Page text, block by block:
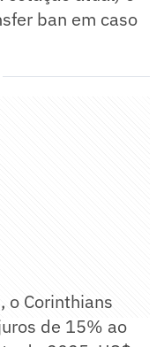
ban em caso
o Corinthians
de 15% ao